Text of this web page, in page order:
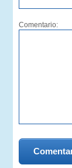
Comentario: